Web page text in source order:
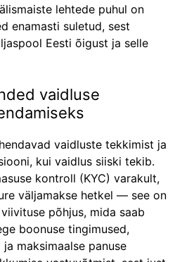
lehtede puhul on
enamasti suletud, sest
Eesti õigust ja selle
vaidluse
vaidluste tekkimist ja
kui vaidlus siiski tekib.
kontroll (KYC) varakult,
väljamakse hetkel — see on
põhjus, mida saab
boonuse tingimused,
maksimaalse panuse